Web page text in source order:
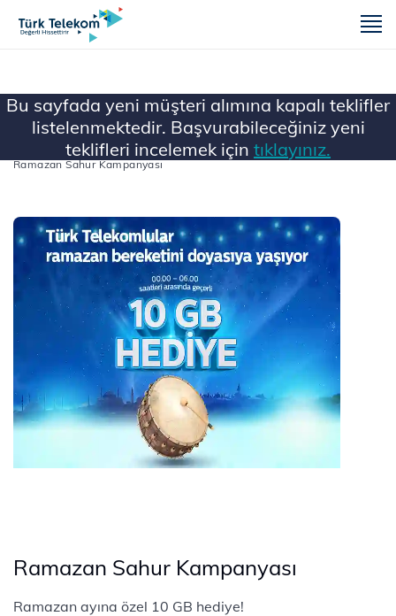
Bu sayfada yeni müşteri alımına kapalı teklifler
listelenmektedir. Başvurabileceğiniz yeni
teklifleri incelemek için tıklayınız.
Ana Sayfa ...
Tüm Faturalı Kampanyalar
Ramazan Sahur Kampanyası
Ramazan Sahur Kampanyası
Ramazan ayına özel 10 GB hediye!